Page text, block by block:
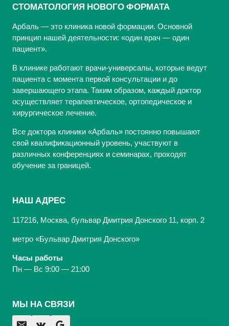
СТОМАТОЛОГИЯ НОВОГО ФОРМАТА
Арбаль — это клиника новой формации. Основной
принцип нашей деятельности: «один врач — один
пациент».
В клинике работают врачи-универсалы, которые ведут
пациента с момента первой консультации и до
завершающего этапа. Таким образом, каждый доктор
осуществляет терапевтическое, ортопедическое и
хирургическое лечение.
Все доктора клиники «Арбаль» постоянно повышают
свой квалификационный уровень, участвуют в
различных конференциях и семинарах, проходят
обучение за границей.
НАШ АДРЕС
117216, Москва, бульвар Дмитрия Донского 11, корп. 2
метро «Бульвар Дмитрия Донского»
Часы работы
Пн — Вс 9:00 — 21:00
МЫ НА СВЯЗИ